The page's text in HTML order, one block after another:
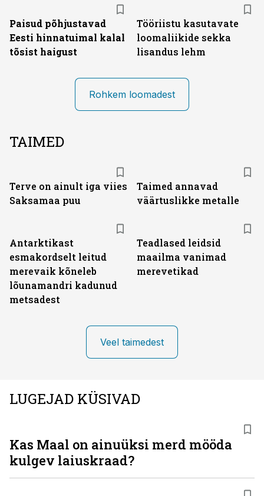
Paisud põhjustavad
Eesti hinnatuimal kalal
tõsist haigust
Tööriistu kasutavate
loomaliikide sekka
lisandus lehm
Rohkem loomadest
TAIMED
Terve on ainult iga viies
Saksamaa puu
Taimed annavad
väärtuslikke metalle
Antarktikast
esmakordselt leitud
merevaik kõneleb
lõunamandri kadunud
metsadest
Teadlased leidsid
maailma vanimad
merevetikad
Veel taimedest
LUGEJAD KÜSIVAD
Kas Maal on ainuüksi merd mööda
kulgev laiuskraad?